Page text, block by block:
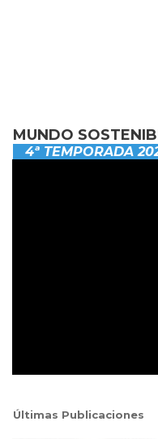
MUNDO
4ª TEMPORADA
Últimas Publicaciones